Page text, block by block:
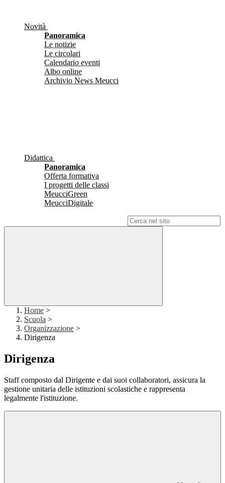
Novità
Panoramica
Le notizie
Le circolari
Calendario eventi
Albo online
Archivio News Meucci
Didattica
Panoramica
Offerta formativa
I progetti delle classi
MeucciGreen
MeucciDigitale
Home >
Scuola >
Organizzazione >
Dirigenza
Dirigenza
Staff composto dal Dirigente e dai suoi collaboratori, assicura la
gestione unitaria delle istituzioni scolastiche e rappresenta
legalmente l'istituzione.